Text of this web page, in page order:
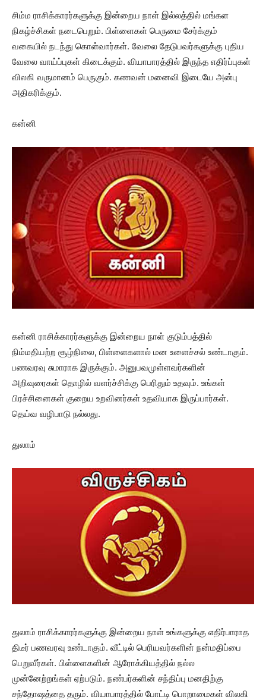
சிம்ம ராசிக்காரர்களுக்கு இன்றைய நாள் இல்லத்தில் மங்கள
நிகழ்ச்சிகள் நடைபெறும். பிள்ளைகள் பெருமை சேர்க்கும்
வகையில் நடந்து கொள்வார்கள். வேலை தேடுபவர்களுக்கு புதிய
வேலை வாய்ப்புகள் கிடைக்கும். வியாபாரத்தில் இருந்த எதிர்ப்புகள்
விலகி வருமானம் பெருகும். கணவன் மனைவி இடையே அன்பு
அதிகரிக்கும்.
கன்னி
கன்னி ராசிக்காரர்களுக்கு இன்றைய நாள் குடும்பத்தில்
நிம்மதியற்ற சூழ்நிலை, பிள்ளைகளால் மன உளைச்சல் உண்டாகும்.
பணவரவு சுமாராக இருக்கும். அனுபவமுள்ளவர்களின்
அறிவுரைகள் தொழில் வளர்ச்சிக்கு பெரிதும் உதவும். உங்கள்
பிரச்சினைகள் குறைய உறவினர்கள் உதவியாக இருப்பார்கள்.
தெய்வ வழிபாடு நல்லது.
துலாம்
துலாம் ராசிக்காரர்களுக்கு இன்றைய நாள் உங்களுக்கு எதிர்பாராத
திடீர் பணவரவு உண்டாகும். வீட்டில் பெரியவர்களின் நன்மதிப்பை
பெறுவீர்கள். பிள்ளைகளின் ஆரோக்கியத்தில் நல்ல
முன்னேற்றங்கள் ஏற்படும். நண்பர்களின் சந்திப்பு மனதிற்கு
சந்தோஷத்தை தரும். வியாபாரத்தில் போட்டி பொறாமைகள் விலகி